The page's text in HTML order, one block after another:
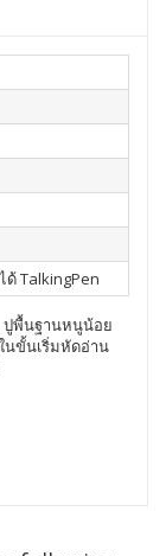
TalkingPen
ปูพื้นฐานหนูน้อย
นขั้นเริ่มหัดอ่าน